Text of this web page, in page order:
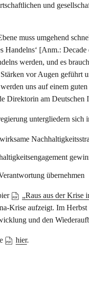
und
muss umgehend
Handelns‘ [Anm.:
werden, und es
vor Augen
uns auf einem
Direktorin am
untergliedern sich
übernehmen
„Raus aus der Krise
Krise aufzeigt. Im
und den
hier.